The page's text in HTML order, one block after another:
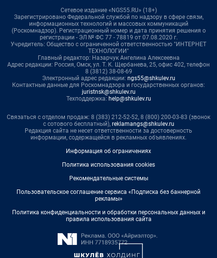
Сетевое издание «NGS55.RU» (18+)
Зарегистрировано Федеральной службой по надзору в сфере связи,
информационных технологий и массовых коммуникаций
(Роскомнадзор). Регистрационный номер и дата принятия решения о
регистрации - ЭЛ № ФС 77 - 78819 от 07.08.2020 г.
Учредитель: Общество с ограниченной ответственностью "ИНТЕРНЕТ
ТЕХНОЛОГИИ"
Главный редактор: Назарчук Ангелина Алексеевна
Адрес редакции: Россия, Омск, ул. Т. К. Щербанева, 25, офис 402, телефон
8 (3812) 38-08-69
Электронный адрес редакции: ngs55@shkulev.ru
Контактные данные для Роскомнадзора и государственных органов:
juristnsk@shkulev.ru
Техподдержка: help@shkulev.ru
Связаться с отделом продаж: 8 (383) 212-52-52, 8 (800) 200-03-83 (звонок
с сотового бесплатный), reklamangs@shkulev.ru
Редакция сайта не несет ответственности за достоверность
информации, содержащейся в рекламных объявлениях.
Информация об ограничениях
Политика использования cookies
Рекомендательные системы
Пользовательское соглашение сервиса «Подписка без баннерной
рекламы»
Политика конфиденциальности и обработки персональных данных и
правила использования сайта